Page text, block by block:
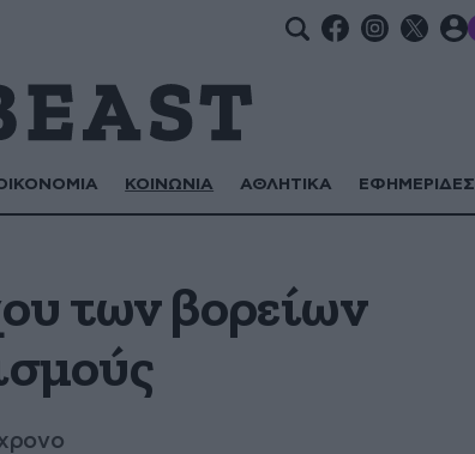
ΚΟΙΝΩΝΙΑ ΑΘΛΗΤΙΚΑ ΕΦΗΜΕΡΙΔΕΣ
των βορείων